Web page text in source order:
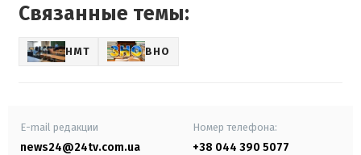
Связанные темы:
НМТ ВНО
E-mail редакции
news24@24tv.com.ua
Номер телефона:
+38 044 390 5077